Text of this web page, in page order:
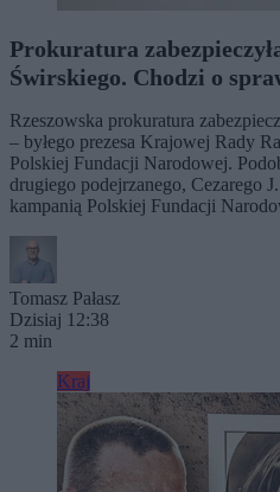
Prokuratura
Świrskiego. Chodzi o
Rzeszowska prokuratura
– byłego prezesa Krajowej Rady
Polskiej Fundacji Narodowej.
drugiego podejrzanego, Cezarego
kampanią Polskiej Fundacji
Tomasz Pałasz
Dzisiaj 12:38
2 min
Kraj